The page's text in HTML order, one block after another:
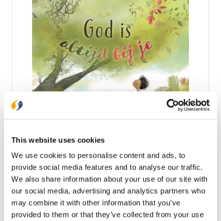
This website uses cookies
We use cookies to personalise content and ads, to
provide social media features and to analyse our traffic.
We also share information about your use of our site with
our social media, advertising and analytics partners who
may combine it with other information that you’ve
provided to them or that they’ve collected from your use
Zeeman (1987) is predikant in de hervormde
wijkgemeente Bethelkerk in Waddinxveen. Hij is
vader van drie jongens.
God is altijd bij je
Hét prentenboek dat kinderen wil laten zien dat God
moeilijke dingen! In het boek lijkt zo’n moeilijke
volgt, het gaat niet weg. Maar dan ontdekt het kind
iets belangrijks: God is altijd bij hem en stap voor
stap verandert God de krabbel in iets moois. Een
prachtig cadeauboek voor iedereen die wat
bemoediging kan gebruiken. • cadeauboek vol hoop,
gebaseerd op Prediker 3:11 • extra materiaal bij het
boek: guide met gespreksvragen voor ouders en
€ 16,99
Op voorraad
In winkelwagen